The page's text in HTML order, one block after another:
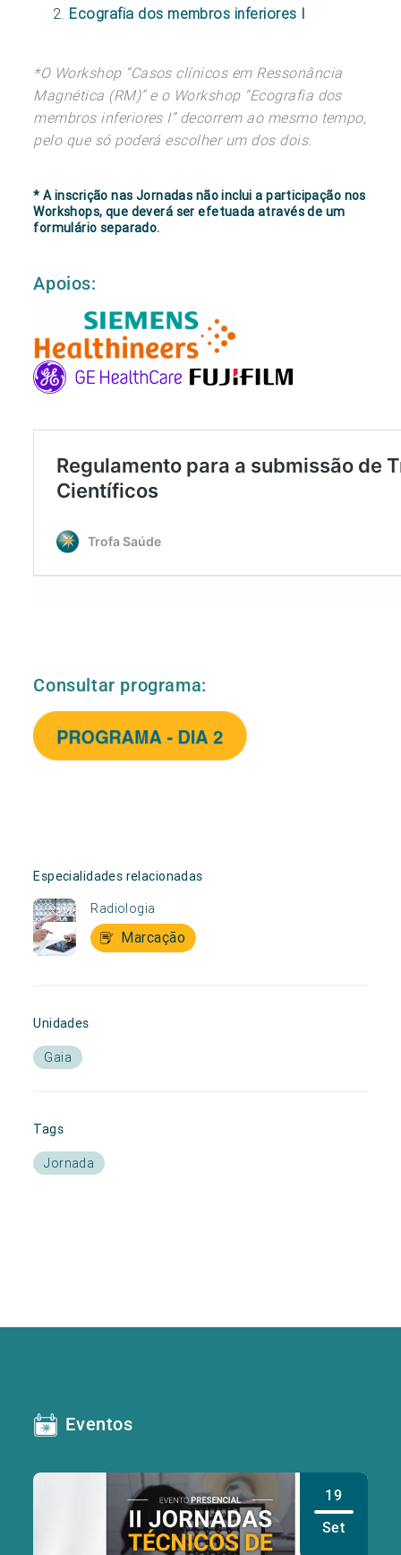
Ecografia dos membros inferiores I
*O Workshop “Casos clínicos em Ressonância
Magnética (RM)” e o Workshop “Ecografia dos
membros inferiores I” decorrem ao mesmo tempo,
pelo que só poderá escolher um dos dois.
* A inscrição nas Jornadas não inclui a participação nos
Workshops, que deverá ser efetuada através de um
formulário separado.
Apoios:
Consultar programa:
Especialidades relacionadas
Radiologia
Marcação
Unidades
Gaia
Tags
Jornada
Eventos
19
Set